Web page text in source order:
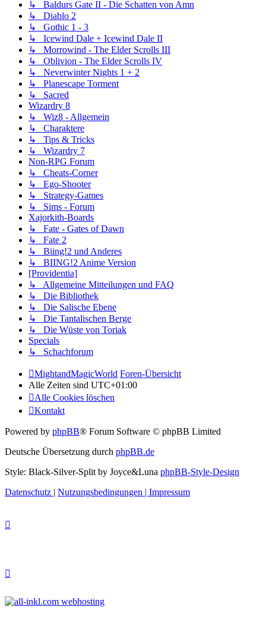
↳ Baldurs Gate II - Die Schatten von Amn
↳ Diablo 2
↳ Gothic 1 - 3
↳ Icewind Dale + Icewind Dale II
↳ Morrowind - The Elder Scrolls III
↳ Oblivion - The Elder Scrolls IV
↳ Neverwinter Nights 1 + 2
↳ Planescape Torment
↳ Sacred
Wizardry 8
↳ Wiz8 - Allgemein
↳ Charaktere
↳ Tips & Tricks
↳ Wizardry 7
Non-RPG Forum
↳ Cheats-Corner
↳ Ego-Shooter
↳ Strategy-Games
↳ Sims - Forum
Xajorkith-Boards
↳ Fate - Gates of Dawn
↳ Fate 2
↳ Biing!2 und Anderes
↳ BIING!2 Anime Version
[Providentia]
↳ Allgemeine Mitteilungen und FAQ
↳ Die Bibliothek
↳ Die Salische Ebene
↳ Die Tantalischen Berge
↳ Die Wüste von Toriak
Specials
↳ Schachforum
MightandMagicWorld Foren-Übersicht
Alle Zeiten sind UTC+01:00
Alle Cookies löschen
Kontakt
Powered by phpBB® Forum Software © phpBB Limited
Deutsche Übersetzung durch phpBB.de
Style: Black-Silver-Split by Joyce&Luna phpBB-Style-Design
Datenschutz
Nutzungsbedingungen Impressum